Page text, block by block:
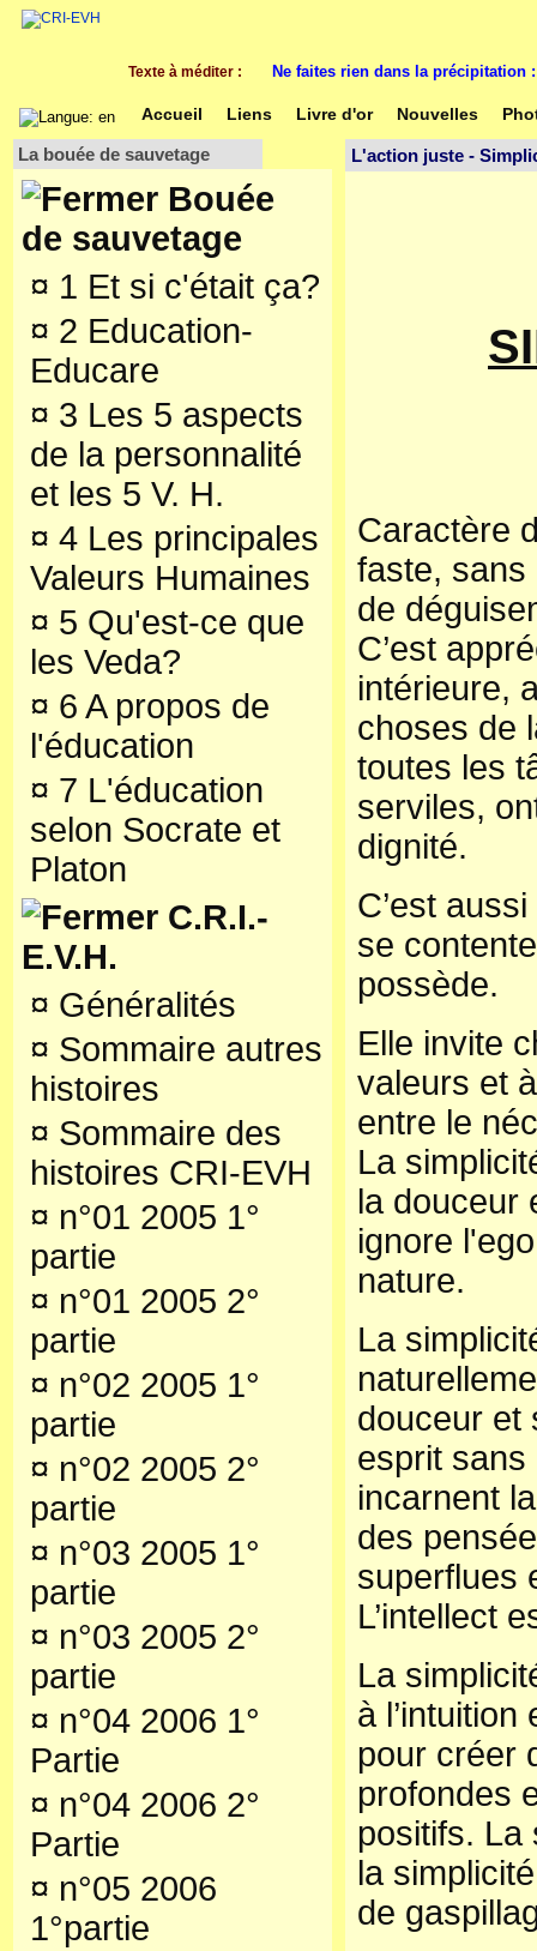
Texte à méditer : Ne faites rien dans la précipitation
Accueil Liens Livre d'or Nouvelles
La bouée de sauvetage
Bouée
de sauvetage
¤ 1 Et si c'était ça?
¤ 2 Education-
Educare
¤ 3 Les 5 aspects
de la personnalité
et les 5 V. H.
¤ 4 Les principales
Valeurs Humaines
¤ 5 Qu'est-ce que
les Veda?
¤ 6 A propos de
l'éducation
¤ 7 L'éducation
selon Socrate et
Platon
C.R.I.-
E.V.H.
¤ Généralités
¤ Sommaire autres
histoires
¤ Sommaire des
histoires CRI-EVH
¤ n°01 2005 1°
partie
¤ n°01 2005 2°
partie
¤ n°02 2005 1°
partie
¤ n°02 2005 2°
partie
¤ n°03 2005 1°
partie
¤ n°03 2005 2°
partie
¤ n°04 2006 1°
Partie
¤ n°04 2006 2°
Partie
¤ n°05 2006
1°partie
L'action juste -
Caractère
faste, sans
de
C’est
intérieure,
choses de
toutes les
serviles,
dignité.
C’est
se
possède.
Elle invite
valeurs et
entre le
La
la douceur
ignore
nature.
La
douceur et
esprit sans
incarnent
des
superflues
L’intellect
La
à
pour créer
profondes
positifs. La
la
de